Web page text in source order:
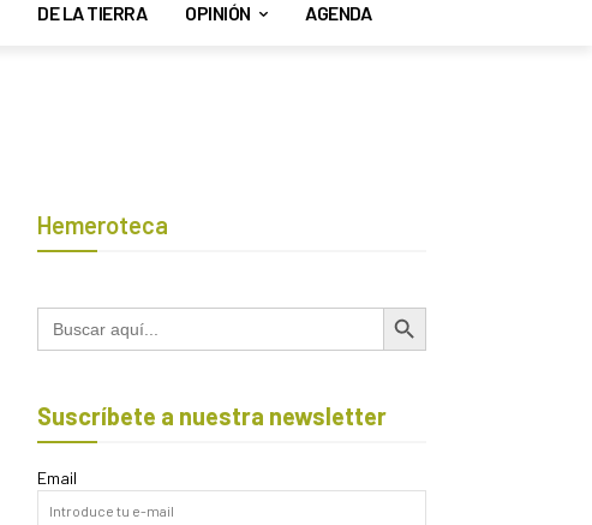
DE LA TIERRA OPINIÓN AGENDA
Hemeroteca
Buscar: Botón de búsqueda
Suscríbete a nuestra newsletter
Email